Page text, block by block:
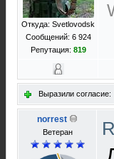
Откуда: Svetlovodsk
Сообщений: 6 924
Репутация: 819
Выразили согласие:
norrest
Ветеран